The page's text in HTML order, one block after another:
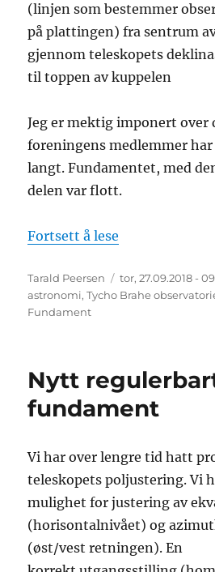
(linjen som bestemmer
på plattingen) fra sentrum
gjennom teleskopets
til toppen av kuppelen
Jeg er mektig imponert over
foreningens medlemmer
langt. Fundamentet, med
delen var flott.
Fortsett å lese
Forfatter
Tarald Peersen Publisert
tor, 27.09.2018 -
astronomi,Tycho Brahe
Fundament
Nytt
fundament
Vi har over lengre tid hatt
teleskopets poljustering. Vi
mulighet for justering av
(horisontalnivået) og
(øst/vest retningen). En